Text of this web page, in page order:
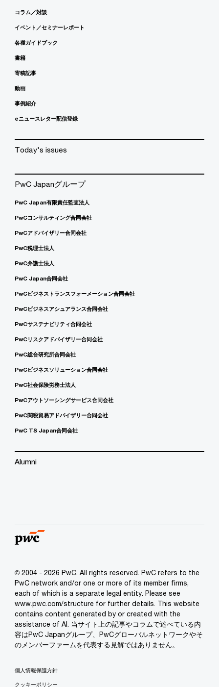
コラム／対談
イベント／セミナーレポート
各種ガイドブック
書籍
寄稿記事
動画
事例紹介
eニュースレター配信登録
Today's issues
PwC Japanグループ
PwC Japan有限責任監査法人
PwCコンサルティング合同会社
PwCアドバイザリー合同会社
PwC税理士法人
PwC弁護士法人
PwC Japan合同会社
PwCビジネストランスフォーメーション合同会社
PwCビジネスアシュアランス合同会社
PwCサステナビリティ合同会社
PwCリスクアドバイザリー合同会社
PwC総合研究所合同会社
PwCビジネスソリューション合同会社
PwC社会保険労務士法人
PwCアウトソーシングサービス合同会社
PwC関税貿易アドバイザリー合同会社
PwC TS Japan合同会社
Alumni
© 2004 - 2026 PwC. All rights reserved. PwC refers to the
PwC network and/or one or more of its member firms,
each of which is a separate legal entity. Please see
www.pwc.com/structure for further details. This website
contains content generated by or created with the
assistance of AI. 当サイト上の記事やコラムで述べている内
容はPwC Japanグループ、PwCグローバルネットワークやそ
のメンバーファームを代表する見解ではありません。
個人情報保護方針
クッキーポリシー